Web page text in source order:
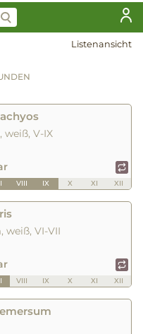
Listenansicht
weiß, V-IX
VIII IX X XI XII
weiß, VI-VII
VIII IX X XI XII